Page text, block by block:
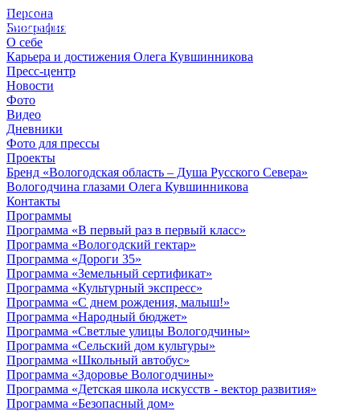
Персона
Биография
О себе
Карьера и достижения Олега Кувшинникова
Пресс-центр
Новости
Фото
Видео
Дневники
Фото для прессы
Проекты
Бренд «Вологодская область – Душа Русского Севера»
Вологодчина глазами Олега Кувшинникова
Контакты
Программы
Программа «В первый раз в первый класс»
Программа «Вологодский гектар»
Программа «Дороги 35»
Программа «Земельный сертификат»
Программа «Культурный экспресс»
Программа «С днем рождения, малыш!»
Программа «Народный бюджет»
Программа «Светлые улицы Вологодчины»
Программа «Сельский дом культуры»
Программа «Школьный автобус»
Программа «Здоровье Вологодчины»
Программа «Детская школа искусств - вектор развития»
Программа «Безопасный дом»
© 2012 - 2023,
КУВШИННИКОВ О.А.